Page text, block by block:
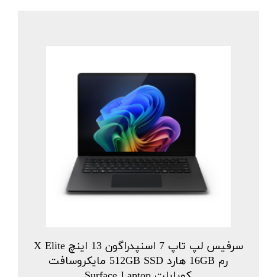
سرفیس لپ تاپ 7 اسنپدراگون 13 اینچ X Elite
رم 16GB هارد 512GB SSD مایکروسافت